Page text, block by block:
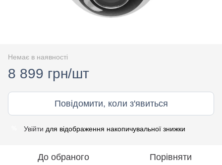
Немає в наявності
8 899 грн/шт
Повідомити, коли з'явиться
Увійти для відображення накопичувальної знижки
До обраного Порівняти